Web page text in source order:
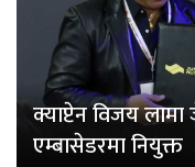
क्याप्टेन विजय
एम्बासेडरमा नियुक्त